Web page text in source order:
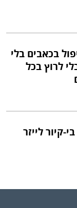
בכאבים בלי
לרוץ בכל
קיור לייזר